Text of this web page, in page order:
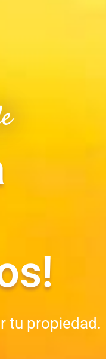
tu propiedad.